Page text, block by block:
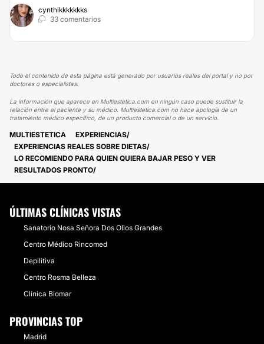
cynthikkkkkkks
33 comentarios
Todo el contenido de esta página está generado por usuarios reales del portal y no por
doctores o especialistas.
La información que aparece en Multiestetica.com en ningún caso puede sustituir la
relación entre el paciente y su médico. Multiestetica.com no hace apología de un
tratamiento médico específico, de un producto comercial o de un servicio.
MULTIESTETICA
EXPERIENCIAS
EXPERIENCIAS REALES SOBRE DIETAS
LO RECOMIENDO PARA QUIEN QUIERA BAJAR PESO Y VER
RESULTADOS PRONTO
ÚLTIMAS CLÍNICAS VISTAS
Sanatorio Nosa Señora Dos Ollos Grandes
Centro Médico Rincomed
Depilitiva
Centro Rosma Belleza
Clínica Biomar
PROVINCIAS TOP
Madrid